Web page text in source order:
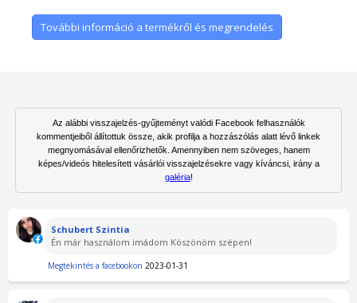
További információ a termékről és megrendelés
Az alábbi visszajelzés-gyűjteményt valódi Facebook felhasználók
kommentjeiből állítottuk össze, akik profilja a hozzászólás alatt lévő linkek
megnyomásával ellenőrizhetők. Amennyiben nem szöveges, hanem
képes/videós hitelesített vásárlói visszajelzésekre vagy kíváncsi, irány a
galéria!
Schubert Szintia
Én már használom imádom Köszönöm szépen!
Megtekintés a facebookon 2023-01-31